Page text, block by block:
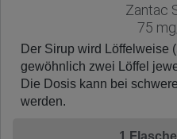
Zantac
75
Der Sirup wird Löffelweise
gewöhnlich zwei Löffel
Die Dosis kann bei
werden.
1